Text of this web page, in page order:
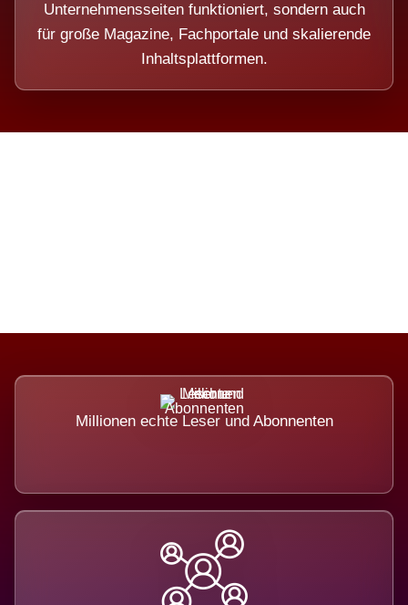
Unternehmensseiten funktioniert, sondern auch
für große Magazine, Fachportale und skalierende
Inhaltsplattformen.
Millionen echte Leser und Abonnenten